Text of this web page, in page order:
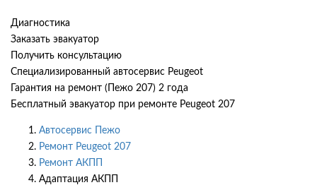
Диагностика
Заказать эвакуатор
Получить консультацию
Специализированный автосервис Peugeot
Гарантия на ремонт (Пежо 207) 2 года
Бесплатный эвакуатор при ремонте Peugeot 207
Автосервис Пежо
Ремонт Peugeot 207
Ремонт АКПП
Адаптация АКПП